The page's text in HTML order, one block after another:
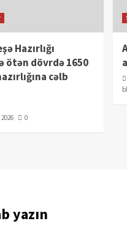
Hazırlığı
ötən dövrdə 1650
cəlb
0
yazın